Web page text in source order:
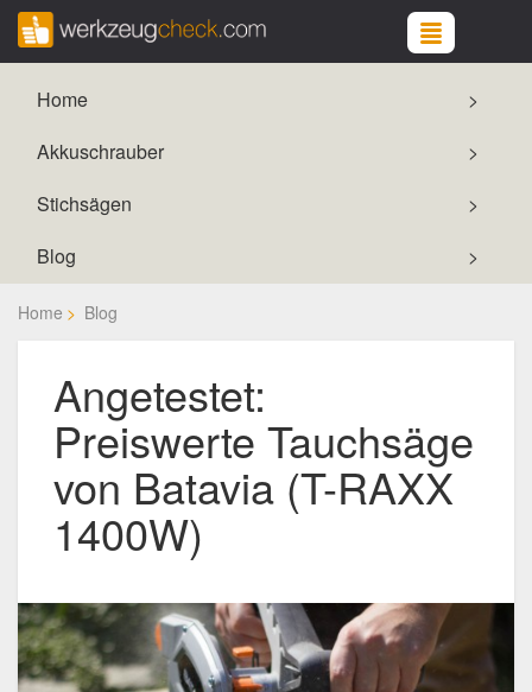
Home
Akkuschrauber
Stichsägen
Blog
Home Blog
Angetestet:
Preiswerte Tauchsäge
von Batavia (T-RAXX
1400W)